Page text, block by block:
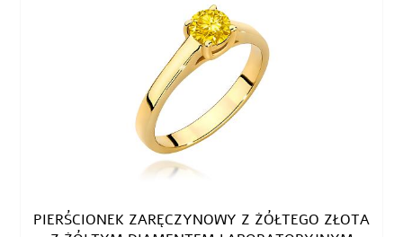
PIERŚCIONEK ZARĘCZYNOWY Z ŻÓŁTEGO ZŁOTA